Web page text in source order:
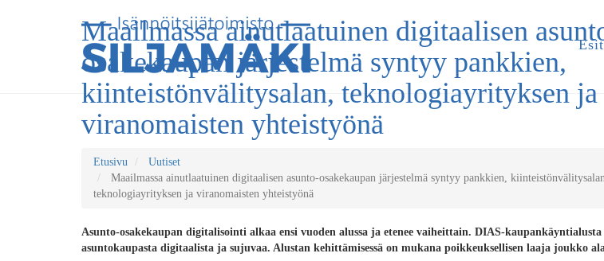
Maailmassa ainutlaatuinen digitaalisen
osakekaupan järjestelmä syntyy pankkien,
kiinteistönvälitysalan, teknologiayrityksen ja
viranomaisten yhteistyönä
Etusivu
Uutiset
Maailmassa ainutlaatuinen digitaalisen asunto-osakekaupan järjestelmä syntyy pankkien,
teknologiayrityksen ja viranomaisten yhteistyönä
Asunto-osakekaupan digitalisointi alkaa ensi vuoden alussa ja etenee vaiheittain. DIAS-kaupankäyntialusta
asuntokaupasta digitaalista ja sujuvaa. Alustan kehittämisessä on mukana poikkeuksellisen laaja joukko